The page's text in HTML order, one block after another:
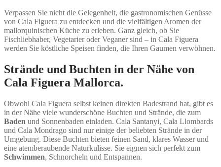
Verpassen Sie nicht die Gelegenheit, die gastronomischen Genüsse
von Cala Figuera zu entdecken und die vielfältigen Aromen der
mallorquinischen Küche zu erleben. Ganz gleich, ob Sie
Fischliebhaber, Vegetarier oder Veganer sind – in Cala Figuera
werden Sie köstliche Speisen finden, die Ihren Gaumen verwöhnen.
Strände und Buchten in der Nähe von
Cala Figuera Mallorca.
Obwohl Cala Figuera selbst keinen direkten Badestrand hat, gibt es
in der Nähe viele wunderschöne Buchten und Strände, die zum
Baden und Sonnenbaden einladen. Cala Santanyi, Cala Llombards
und Cala Mondrago sind nur einige der beliebten Strände in der
Umgebung. Diese Buchten bieten feinen Sand, klares Wasser und
eine atemberaubende Naturkulisse. Sie eignen sich perfekt zum
Schwimmen, Schnorcheln und Entspannen.